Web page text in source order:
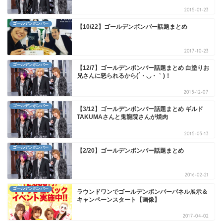
2015-01-23
ゴールデンボンバー 【10/22】ゴールデンボンバー話題まとめ
2017-10-23
ゴールデンボンバー
【12/7】ゴールデンボンバー話題まとめ 白塗りお
兄さんに怒られるから(´・◡・｀)！
2015-12-07
ゴールデンボンバー
【3/12】ゴールデンボンバー話題まとめ ギルド
TAKUMAさんと鬼龍院さんが焼肉
2015-03-13
ゴールデンボンバー 【2/20】ゴールデンボンバー話題まとめ
2016-02-21
ゴールデンボンバー
ラウンドワンでゴールデンボンバーパネル展示＆
キャンペーンスタート【画像】
2017-04-02